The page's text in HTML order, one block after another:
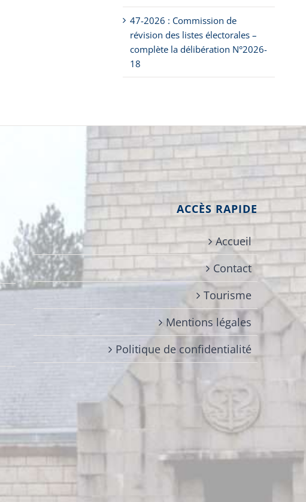
47-2026 : Commission de
révision des listes électorales –
complète la délibération N°2026-
18
ACCÈS RAPIDE
Accueil
Contact
Tourisme
Mentions légales
Politique de confidentialité